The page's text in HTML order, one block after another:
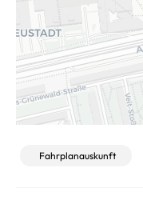
Fahrplanauskunft